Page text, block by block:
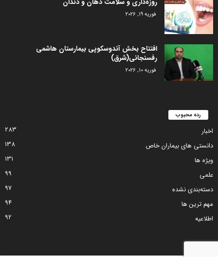
فوریه 19, 2026
افتتاح بخش آندوسکوپی بیمارستان هاشمی
رفسنجانی(شرق)
فوریه 10, 2026
رده محبوب
اخبار
283
دانستی های بیماران خاص
138
ویژه ها
131
علمی
99
دسته‌بندی نشده
97
مهم ترین ها
94
اطلاعیه
92